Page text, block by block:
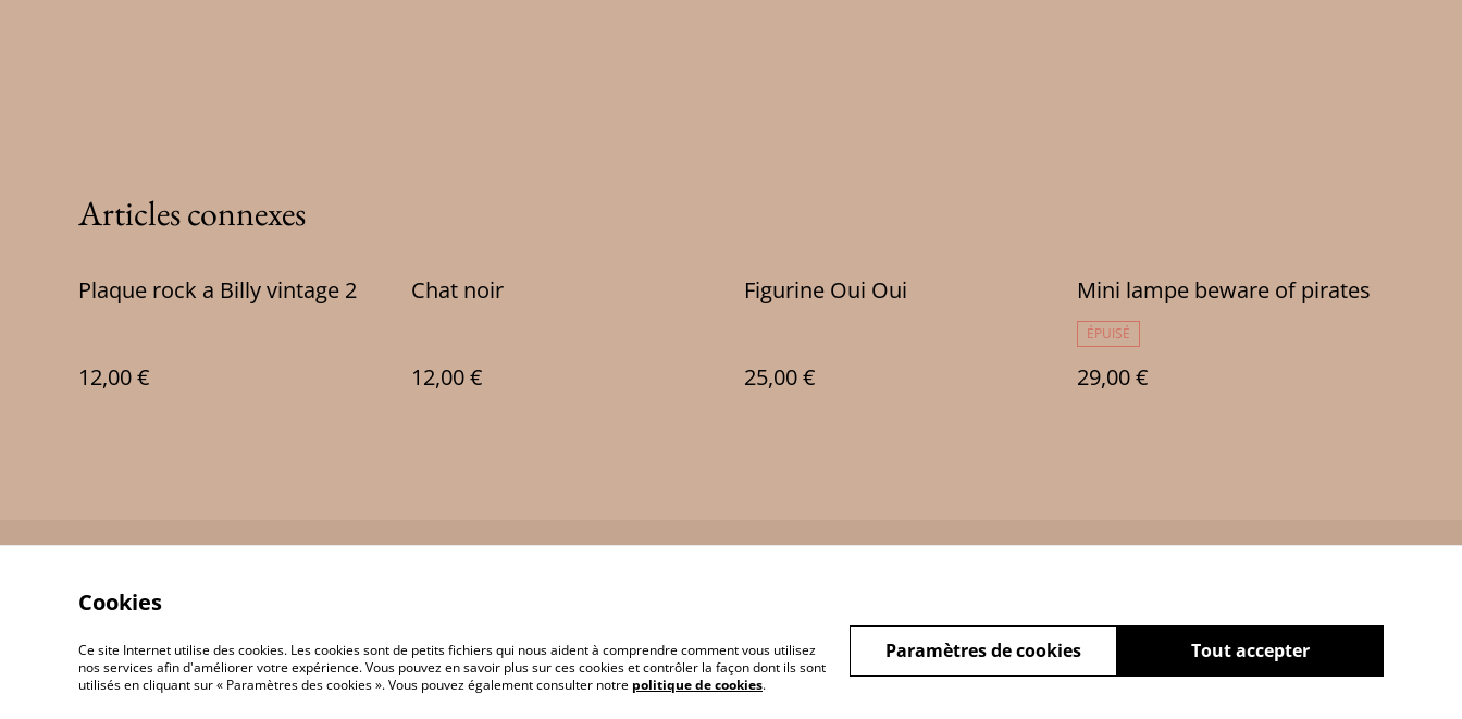
Articles connexes
Plaque rock a Billy vintage 2
12,00 €
Chat noir
12,00 €
Figurine Oui Oui
25,00 €
Mini lampe beware of pirates
ÉPUISÉ
29,00 €
©2026 JP 3D Print
Cookies
Ce site Internet utilise des cookies. Les cookies sont de petits fichiers qui nous aident à comprendre comment vous utilisez
nos services afin d'améliorer votre expérience. Vous pouvez en savoir plus sur ces cookies et contrôler la façon dont ils sont
utilisés en cliquant sur « Paramètres des cookies ». Vous pouvez également consulter notre politique de cookies.
Tout accepter
Paramètres de cookies